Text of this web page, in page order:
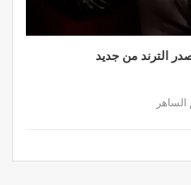
الترند من جديد
الساهر